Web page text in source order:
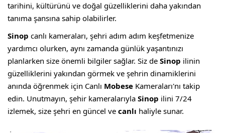
tarihini, kültürünü ve doğal güzelliklerini daha yakından
tanıma şansına sahip olabilirler.
Sinop canlı kameraları, şehri adım adım keşfetmenize
yardımcı olurken, aynı zamanda günlük yaşantınızı
planlarken size önemli bilgiler sağlar. Siz de Sinop ilinin
güzelliklerini yakından görmek ve şehrin dinamiklerini
anında öğrenmek için Canlı Mobese Kameraları'nı takip
edin. Unutmayın, şehir kameralarıyla Sinop ilini 7/24
izlemek, size şehri en güncel ve canlı haliyle sunar.